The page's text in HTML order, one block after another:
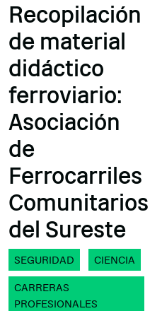
Recopilación
de material
didáctico
ferroviario:
Asociación
de
Ferrocarriles
Comunitarios
del Sureste
SEGURIDAD CIENCIA
CARRERAS
PROFESIONALES